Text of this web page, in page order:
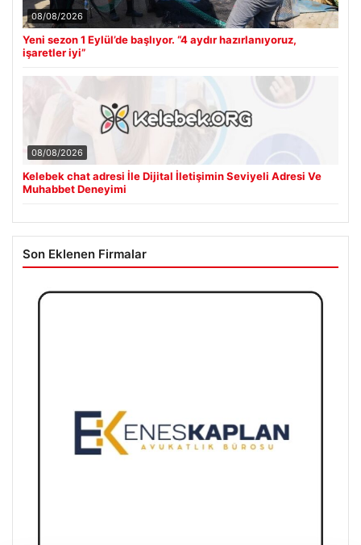
08/08/2026
Yeni sezon 1 Eylül’de başlıyor. “4 aydır hazırlanıyoruz,
işaretler iyi”
08/08/2026
Kelebek chat adresi İle Dijital İletişimin Seviyeli Adresi Ve
Muhabbet Deneyimi
Son Eklenen Firmalar